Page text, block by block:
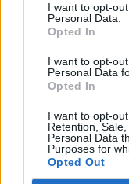
I want to opt-
Personal Data.
Opted In
I want to opt-
Personal Data
Opted In
I want to opt-
Retention,
Personal Data
Purposes for
Opted Out
Σχετικά Άρθρα